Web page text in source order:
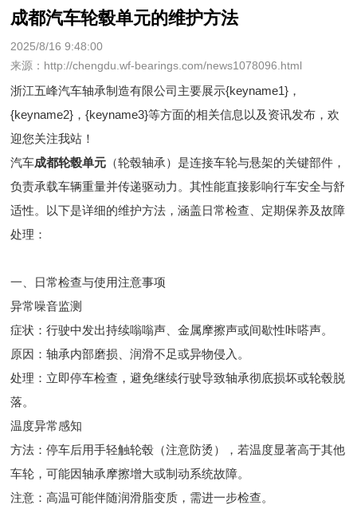
成都汽车轮毂单元的维护方法
2025/8/16 9:48:00
来源：http://chengdu.wf-bearings.com/news1078096.html
浙江五峰汽车轴承制造有限公司主要展示{keyname1} ，
{keyname2}，{keyname3}等方面的相关信息以及资讯发布，欢
迎您关注我站！
汽车成都轮毂单元 （轮毂轴承）是连接车轮与悬架的关键部件，
负责承载车辆重量并传递驱动力。其性能直接影响行车安全与舒
适性。以下是详细的维护方法，涵盖日常检查、定期保养及故障
处理：
一、日常检查与使用注意事项
异常噪音监测
症状：行驶中发出持续嗡嗡声、金属摩擦声或间歇性咔嗒声。
原因：轴承内部磨损、润滑不足或异物侵入。
处理：立即停车检查，避免继续行驶导致轴承彻底损坏或轮毂脱
落。
温度异常感知
方法：停车后用手轻触轮毂（注意防烫），若温度显著高于其他
车轮，可能因轴承摩擦增大或制动系统故障。
注意：高温可能伴随润滑脂变质，需进一步检查。